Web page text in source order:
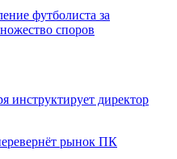
футболиста за
споров
инструктирует директор
рынок ПК